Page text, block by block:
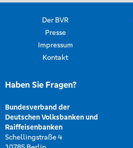
Der BVR
Presse
Impressum
Kontakt
Haben Sie Fragen?
Bundesverband der
Deutschen Volksbanken und
Raiffeisenbanken
Schellingstraße 4